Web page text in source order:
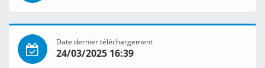
Date dernier téléchargement
24/03/2025 16:39